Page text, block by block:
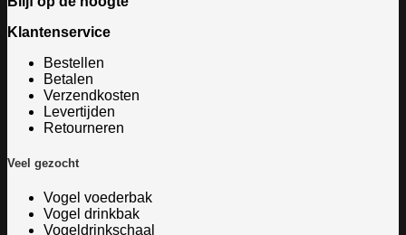
Klantenservice
Bestellen
Betalen
Verzendkosten
Levertijden
Retourneren
Veel gezocht
Vogel voederbak
Vogel drinkbak
Vogeldrinkschaal